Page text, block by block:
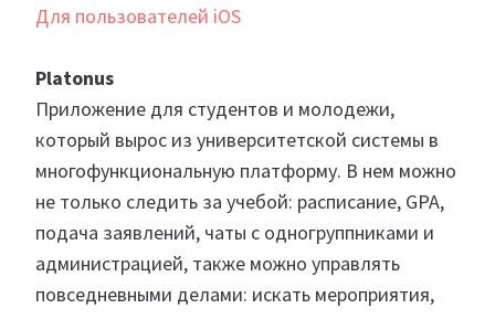
Для пользователей iOS
Platonus
Приложение для студентов и молодежи,
который вырос из университетской системы в
многофункциональную платформу. В нем можно
не только следить за учебой: расписание, GPA,
подача заявлений, чаты с одногруппниками и
администрацией, также можно управлять
повседневными делами: искать мероприятия,